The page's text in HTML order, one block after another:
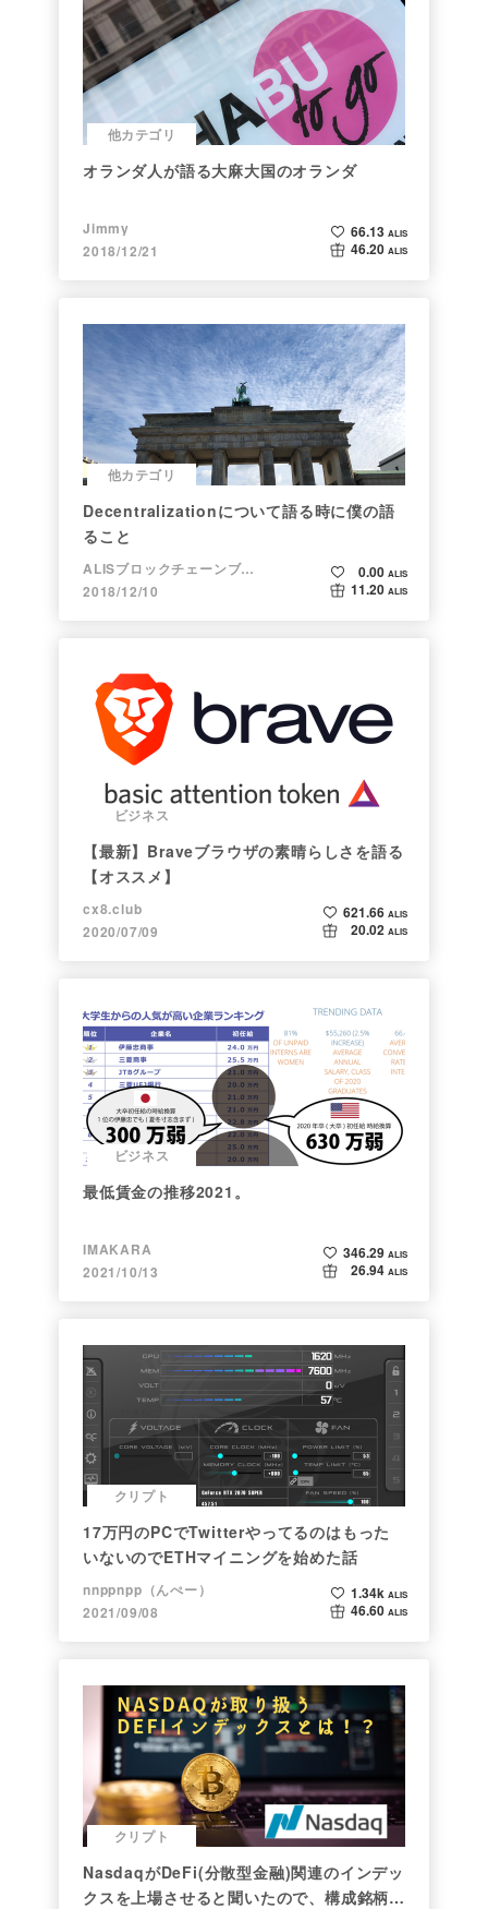
他カテゴリ
オランダ人が語る大麻大国のオランダ
Jimmy
2018/12/21
66.13 ALIS
46.20 ALIS
他カテゴリ
Decentralizationについて語る時に僕の語
ること
ALISブロックチェーンブログ
2018/12/10
0.00 ALIS
11.20 ALIS
ビジネス
【最新】Braveブラウザの素晴らしさを語る
【オススメ】
cx8.club
2020/07/09
621.66 ALIS
20.02 ALIS
ビジネス
最低賃金の推移2021。
IMAKARA
2021/10/13
346.29 ALIS
26.94 ALIS
クリプト
17万円のPCでTwitterやってるのはもった
いないのでETHマイニングを始めた話
nnppnpp（んぺー）
2021/09/08
1.34k ALIS
46.60 ALIS
クリプト
NasdaqがDeFi(分散型金融)関連のインデッ
クスを上場させると聞いたので、構成銘柄を